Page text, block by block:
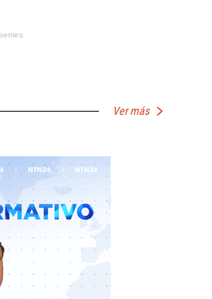
Ver más